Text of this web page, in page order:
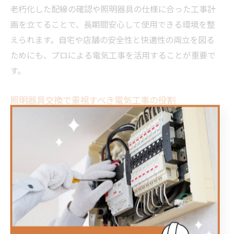
老朽化した配線の確認や照明器具の仕様に合った工事計
画を立てることで、長期間安心して使用できる環境を整
えられます。自宅や店舗の安全性と快適性の両立を図る
ためにも、プロによる電気工事を活用することが重要で
す。
照明器具交換で重視すべき電気工事の役割
照明器具交換を行う際、電気工事の役割は単なる設置や
取り外しだけにとどまりません。鹿児島や姶良郡湧水町
の住宅事情に合わせた照明の種類選定や、省エネ機器へ
の切り替え提案、配線の適切な修理・点検まで幅広く対
応しています。特にLED照明への交換では、専門知識に
基づく配線の調整が求められます。
また、照明器具の重さや設置場所によっては天井補強や